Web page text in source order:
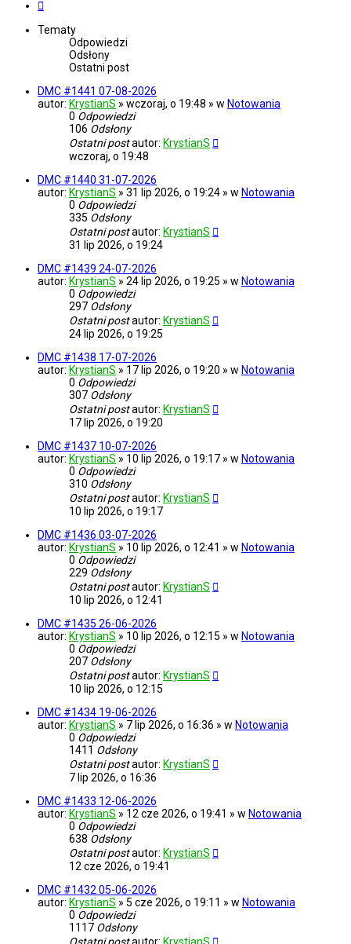
Tematy
Odpowiedzi
Odsłony
Ostatni post
DMC #1441 07-08-2026
autor: KrystianS » wczoraj, o 19:48 » w Notowania
0 Odpowiedzi
106 Odsłony
Ostatni postautor: KrystianS
wczoraj, o 19:48
DMC #1440 31-07-2026
autor: KrystianS » 31 lip 2026, o 19:24 » w Notowania
0 Odpowiedzi
335 Odsłony
Ostatni postautor: KrystianS
31 lip 2026, o 19:24
DMC #1439 24-07-2026
autor: KrystianS » 24 lip 2026, o 19:25 » w Notowania
0 Odpowiedzi
297 Odsłony
Ostatni postautor: KrystianS
24 lip 2026, o 19:25
DMC #1438 17-07-2026
autor: KrystianS » 17 lip 2026, o 19:20 » w Notowania
0 Odpowiedzi
307 Odsłony
Ostatni postautor: KrystianS
17 lip 2026, o 19:20
DMC #1437 10-07-2026
autor: KrystianS » 10 lip 2026, o 19:17 » w Notowania
0 Odpowiedzi
310 Odsłony
Ostatni postautor: KrystianS
10 lip 2026, o 19:17
DMC #1436 03-07-2026
autor: KrystianS » 10 lip 2026, o 12:41 » w Notowania
0 Odpowiedzi
229 Odsłony
Ostatni postautor: KrystianS
10 lip 2026, o 12:41
DMC #1435 26-06-2026
autor: KrystianS » 10 lip 2026, o 12:15 » w Notowania
0 Odpowiedzi
207 Odsłony
Ostatni postautor: KrystianS
10 lip 2026, o 12:15
DMC #1434 19-06-2026
autor: KrystianS » 7 lip 2026, o 16:36 » w Notowania
0 Odpowiedzi
1411 Odsłony
Ostatni postautor: KrystianS
7 lip 2026, o 16:36
DMC #1433 12-06-2026
autor: KrystianS » 12 cze 2026, o 19:41 » w Notowania
0 Odpowiedzi
638 Odsłony
Ostatni postautor: KrystianS
12 cze 2026, o 19:41
DMC #1432 05-06-2026
autor: KrystianS » 5 cze 2026, o 19:11 » w Notowania
0 Odpowiedzi
1117 Odsłony